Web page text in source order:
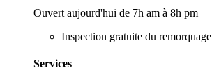
Ouvert aujourd'hui de 7h am à 8h pm
Inspection gratuite du remorquage
Services